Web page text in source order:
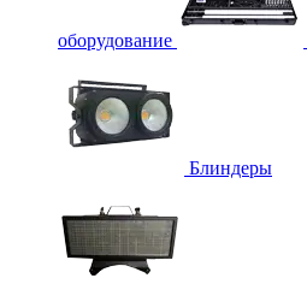
оборудование
Блиндеры